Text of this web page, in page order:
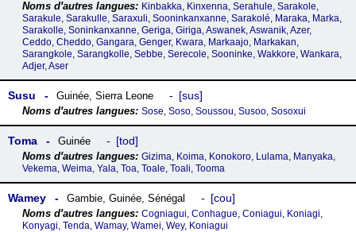
Kinbakka, Kinxenna, Serahule, Sarakole,
Sarakule, Sarakulle, Saraxuli, Sooninkanxanne, Sarakolé, Maraka, Marka,
Sarakolle, Soninkanxanne, Geriga, Giriga, Aswanek, Aswanik, Azer,
Ceddo, Cheddo, Gangara, Genger, Kwara, Markaajo, Markakan,
Sarangkole, Sarangkolle, Sebbe, Serecole, Sooninke, Wakkore, Wankara,
Adjer, Aser
Susu Guinée, Sierra Leone sus
Sose, Soso, Soussou, Susoo, Sosoxui
Toma Guinée tod
Gizima, Koima, Konokoro, Lulama, Manyaka,
Vekema, Weima, Yala, Toa, Toale, Toali, Tooma
Wamey Gambie, Guinée, Sénégal cou
Cogniagui, Conhague, Coniagui, Koniagi,
Konyagi, Tenda, Wamay, Wamei, Wey, Koniagui